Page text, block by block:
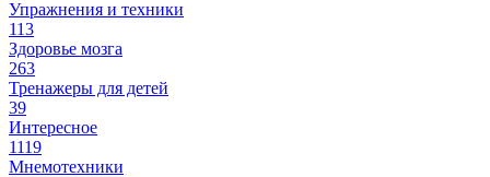
Упражнения и техники
113
Здоровье мозга
263
Тренажеры для детей
39
Интересное
1119
Мнемотехники